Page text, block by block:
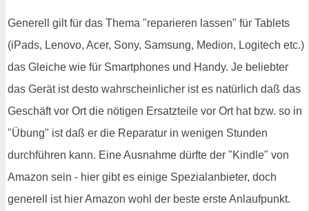
Generell gilt für das Thema "reparieren lassen" für Tablets
(iPads, Lenovo, Acer, Sony, Samsung, Medion, Logitech etc.)
das Gleiche wie für Smartphones und Handy. Je beliebter
das Gerät ist desto wahrscheinlicher ist es natürlich daß das
Geschäft vor Ort die nötigen Ersatzteile vor Ort hat bzw. so in
"Übung" ist daß er die Reparatur in wenigen Stunden
durchführen kann. Eine Ausnahme dürfte der "Kindle" von
Amazon sein - hier gibt es einige Spezialanbieter, doch
generell ist hier Amazon wohl der beste erste Anlaufpunkt.